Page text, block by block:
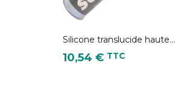
Silicone translucide haute...
Prix
10,54 € TTC